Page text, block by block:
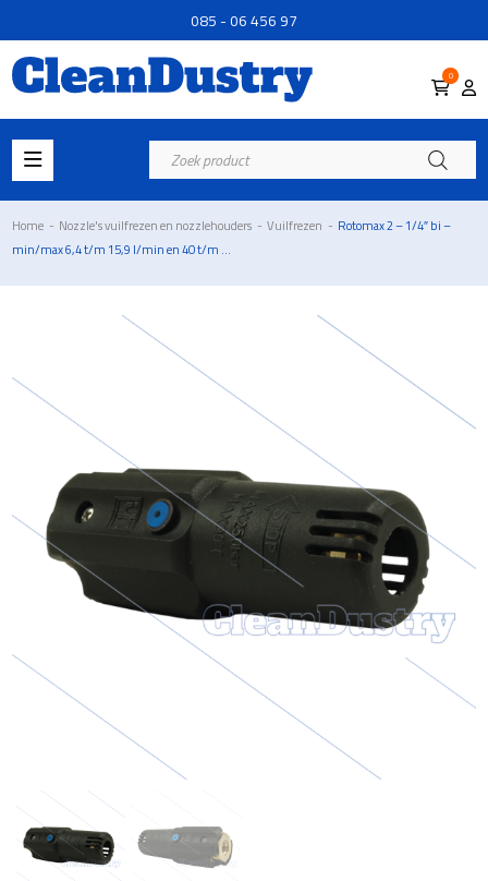
085 - 06 456 97
0
Producten
zoeken
Home - Nozzle's vuilfrezen en nozzlehouders - Vuilfrezen - Rotomax 2 – 1/4″ bi –
min/max 6,4 t/m 15,9 l/min en 40 t/m ...